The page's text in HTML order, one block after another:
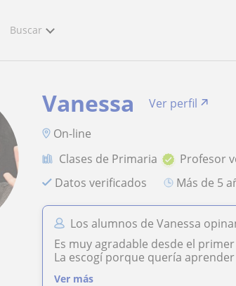
Buscar
Vanessa
Ver perfil
On-line
Clases de Primaria
Profesor
Datos verificados
más de 5
Los alumnos de Vanessa
Es muy agradable desde el
La escogí porque quería
Ver más